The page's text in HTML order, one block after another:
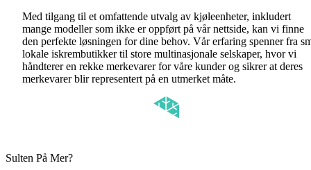
Med tilgang til et omfattende utvalg av kjøleenheter, inkludert
mange modeller som ikke er oppført på vår nettside, kan vi finne
den perfekte løsningen for dine behov. Vår erfaring spenner fra
lokale iskrembutikker til store multinasjonale selskaper, hvor vi
håndterer en rekke merkevarer for våre kunder og sikrer at deres
merkevarer blir representert på en utmerket måte.
Sulten På Mer?